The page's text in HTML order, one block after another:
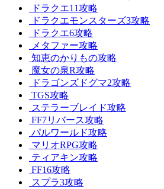
ドラクエ11攻略
ドラクエモンスターズ3攻略
ドラクエ6攻略
メタファー攻略
知恵のかりもの攻略
魔女の泉R攻略
ドラゴンズドグマ2攻略
TGS攻略
ステラーブレイド攻略
FF7リバース攻略
パルワールド攻略
マリオRPG攻略
ティアキン攻略
FF16攻略
スプラ3攻略